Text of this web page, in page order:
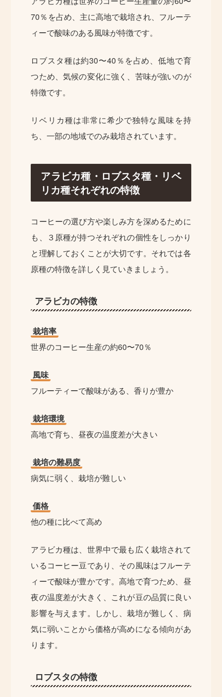
70％を占め、主に高地で栽培され、フルーテ
ィーで酸味のある風味が特徴です。
ロブスタ種は約30〜40％を占め、低地で育
つため、気候の変化に強く、苦味が強いのが
特徴です。
リベリカ種は非常に希少で独特な風味を持
ち、一部の地域でのみ栽培されています。
アラビカ種・ロブスタ種・リベ
リカ種それぞれの特徴
コーヒーの選び方や楽しみ方を深めるために
も、３原種が持つそれぞれの個性をしっかり
と理解しておくことが大切です。それでは各
原種の特徴を詳しく見ていきましょう。
アラビカの特徴
栽培率
世界のコーヒー生産の約60〜70％
風味
フルーティーで酸味がある、香りが豊か
栽培環境
高地で育ち、昼夜の温度差が大きい
栽培の難易度
病気に弱く、栽培が難しい
価格
他の種に比べて高め
アラビカ種は、世界中で最も広く栽培されて
いるコーヒー豆であり、その風味はフルーテ
ィーで酸味が豊かです。高地で育つため、昼
夜の温度差が大きく、これが豆の品質に良い
影響を与えます。しかし、栽培が難しく、病
気に弱いことから価格が高めになる傾向があ
ります。
ロブスタの特徴